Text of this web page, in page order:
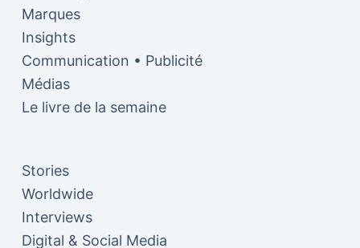
Marques
Insights
Communication • Publicité
Médias
Le livre de la semaine
Stories
Worldwide
Interviews
Digital & Social Media